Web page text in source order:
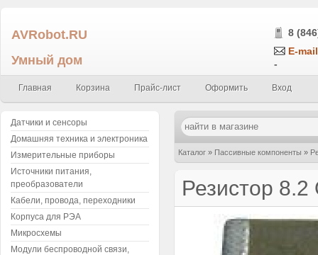
AVRobot.RU
Умный дом
8
E-
-
Главная Корзина Прайс-лист Оформить Вход
Каталог » Пассивные компоненты »
Резистор
Датчики и сенсоры
Домашняя техника и электроника
Измерительные приборы
Источники питания,
преобразователи
Кабели, провода, переходники
Корпуса для РЭА
Микросхемы
Модули беспроводной связи,